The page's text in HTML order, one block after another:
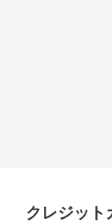
クレジット